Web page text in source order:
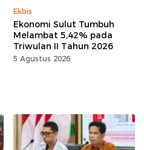
Ekbis
Ekonomi Sulut Tumbuh
Melambat 5,42% pada
Triwulan II Tahun 2026
5 Agustus 2026